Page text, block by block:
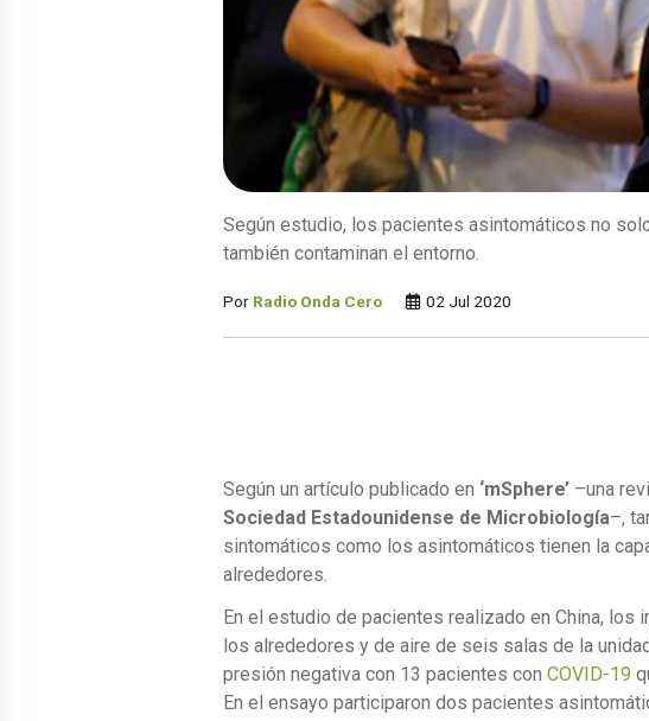
Según estudio, los pacientes asintomáticos no
también contaminan el entorno.
Por Radio Onda Cero 02 Jul 2020
Según un artículo publicado en ‘mSphere’ –una
Sociedad Estadounidense de Microbiología–,
sintomáticos como los asintomáticos tienen la
alrededores.
En el estudio de pacientes realizado en China, los
los alrededores y de aire de seis salas de la
presión negativa con 13 pacientes con COVID-19
En el ensayo participaron dos pacientes